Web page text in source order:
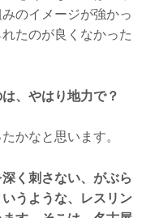
のイメージが強かっ
たのが良くなかった
、やはり地力で？
かなと思います。
く刺さない、がぶら
うような、レスリン